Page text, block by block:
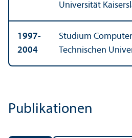
Universität
1997-
2004
Studium
Technischen
Publikationen